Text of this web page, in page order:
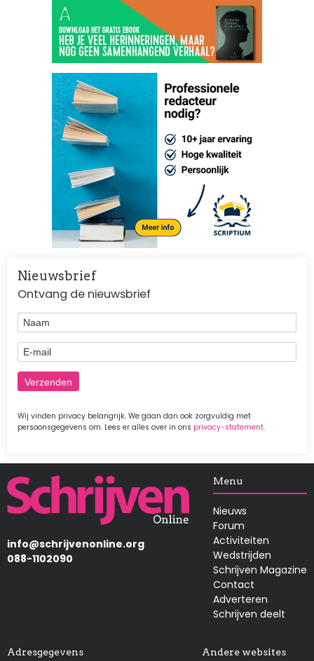
Nieuwsbrief
Ontvang de nieuwsbrief
Naam
E-mail
Wij vinden privacy belangrijk. We gaan dan ook zorgvuldig met
persoonsgegevens om. Lees er alles over in ons privacy-statement.
Afbeelding
info@schrijvenonline.org
088-1102090
Menu
Nieuws
Forum
Activiteiten
Wedstrijden
Schrijven Magazine
Contact
Adverteren
Schrijven deelt
Adresgegevens Andere websites